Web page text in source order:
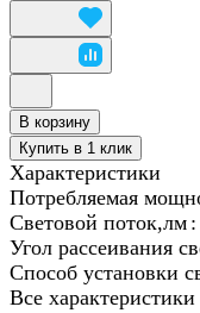
В корзину
Купить в 1 клик
Характеристики
Потребляемая
Световой поток,лм :
Угол рассеивания
Способ установки
Все характеристики